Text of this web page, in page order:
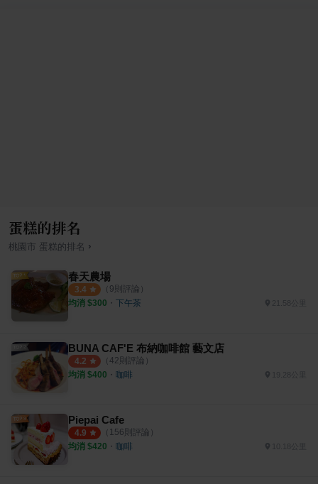
蛋糕的排名
桃園市 蛋糕的排名 ›
春天農場
3.4 （ 9則評論）
均消 $300 ・ 下午茶 21.58公里
BUNA CAF'E 布納咖啡館 藝文店
4.2 （ 42則評論）
均消 $400 ・ 咖啡
Piepai Cafe
4.9 （ 156則評論）
均消 $420 ・ 咖啡